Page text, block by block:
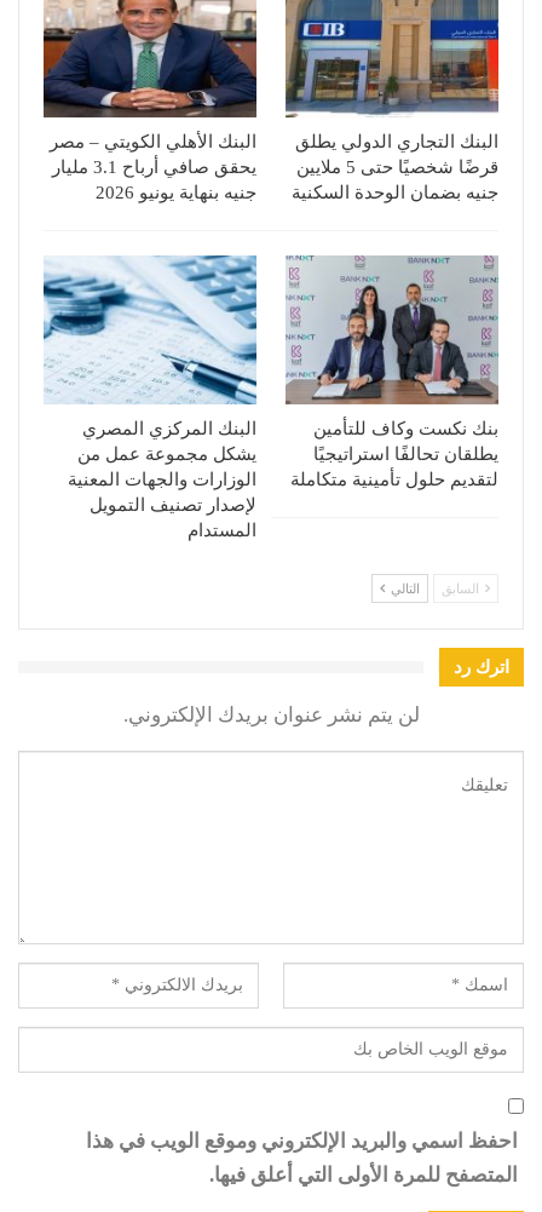
البنك التجاري الدولي يطلق
قرضًا شخصيًا حتى 5 ملايين
جنيه بضمان الوحدة السكنية
البنك الأهلي الكويتي – مصر
يحقق صافي أرباح 3.1 مليار
جنيه بنهاية يونيو 2026
بنك نكست وكاف للتأمين
يطلقان تحالفًا استراتيجيًا
لتقديم حلول تأمينية متكاملة
البنك المركزي المصري
يشكل مجموعة عمل من
الوزارات والجهات المعنية
لإصدار تصنيف التمويل
المستدام
السابق التالي
اترك رد
لن يتم نشر عنوان بريدك الإلكتروني.
احفظ اسمي والبريد الإلكتروني وموقع الويب في هذا
المتصفح للمرة الأولى التي أعلق فيها.